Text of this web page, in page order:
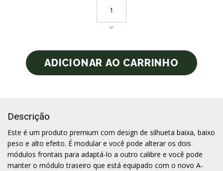
Descrição
Este é um produto premium com design de silhueta baixa, baixo
peso e alto efeito. É modular e você pode alterar os dois
módulos frontais para adaptá-lo a outro calibre e você pode
manter o módulo traseiro que está equipado com o novo A-